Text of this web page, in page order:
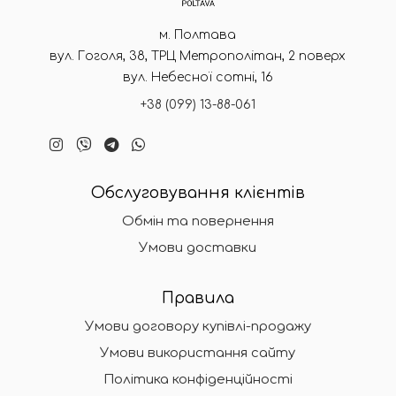
м. Полтава
вул. Гоголя, 38, ТРЦ Метрополітан, 2 поверх
вул. Небесної сотні, 16
+38 (099) 13-88-061
Обслуговування клієнтів
Обмін та повернення
Умови доставки
Правила
Умови договору купівлі-продажу
Умови використання сайту
Політика конфіденційності